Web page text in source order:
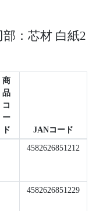
：芯材 白紙2
商
品
コ
ー
ド
JANコード
4582626851212
4582626851229